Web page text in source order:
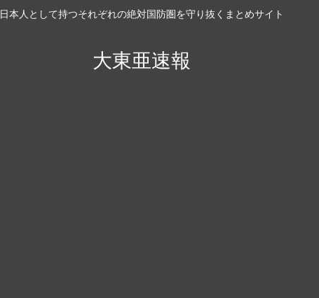
日本人として持つそれぞれの絶対国防圏を守り抜くまとめサイト
大東亜速報